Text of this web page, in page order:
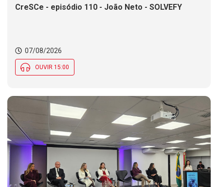
CreSCe - episódio 110 - João Neto - SOLVEFY
07/08/2026
OUVIR 15:00